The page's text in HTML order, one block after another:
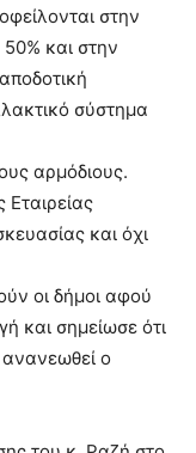
στην
και στην
σύστημα
αρμόδιους.
Εταιρείας
και όχι
οι δήμοι αφού
και σημείωσε ότι
ανανεωθεί ο